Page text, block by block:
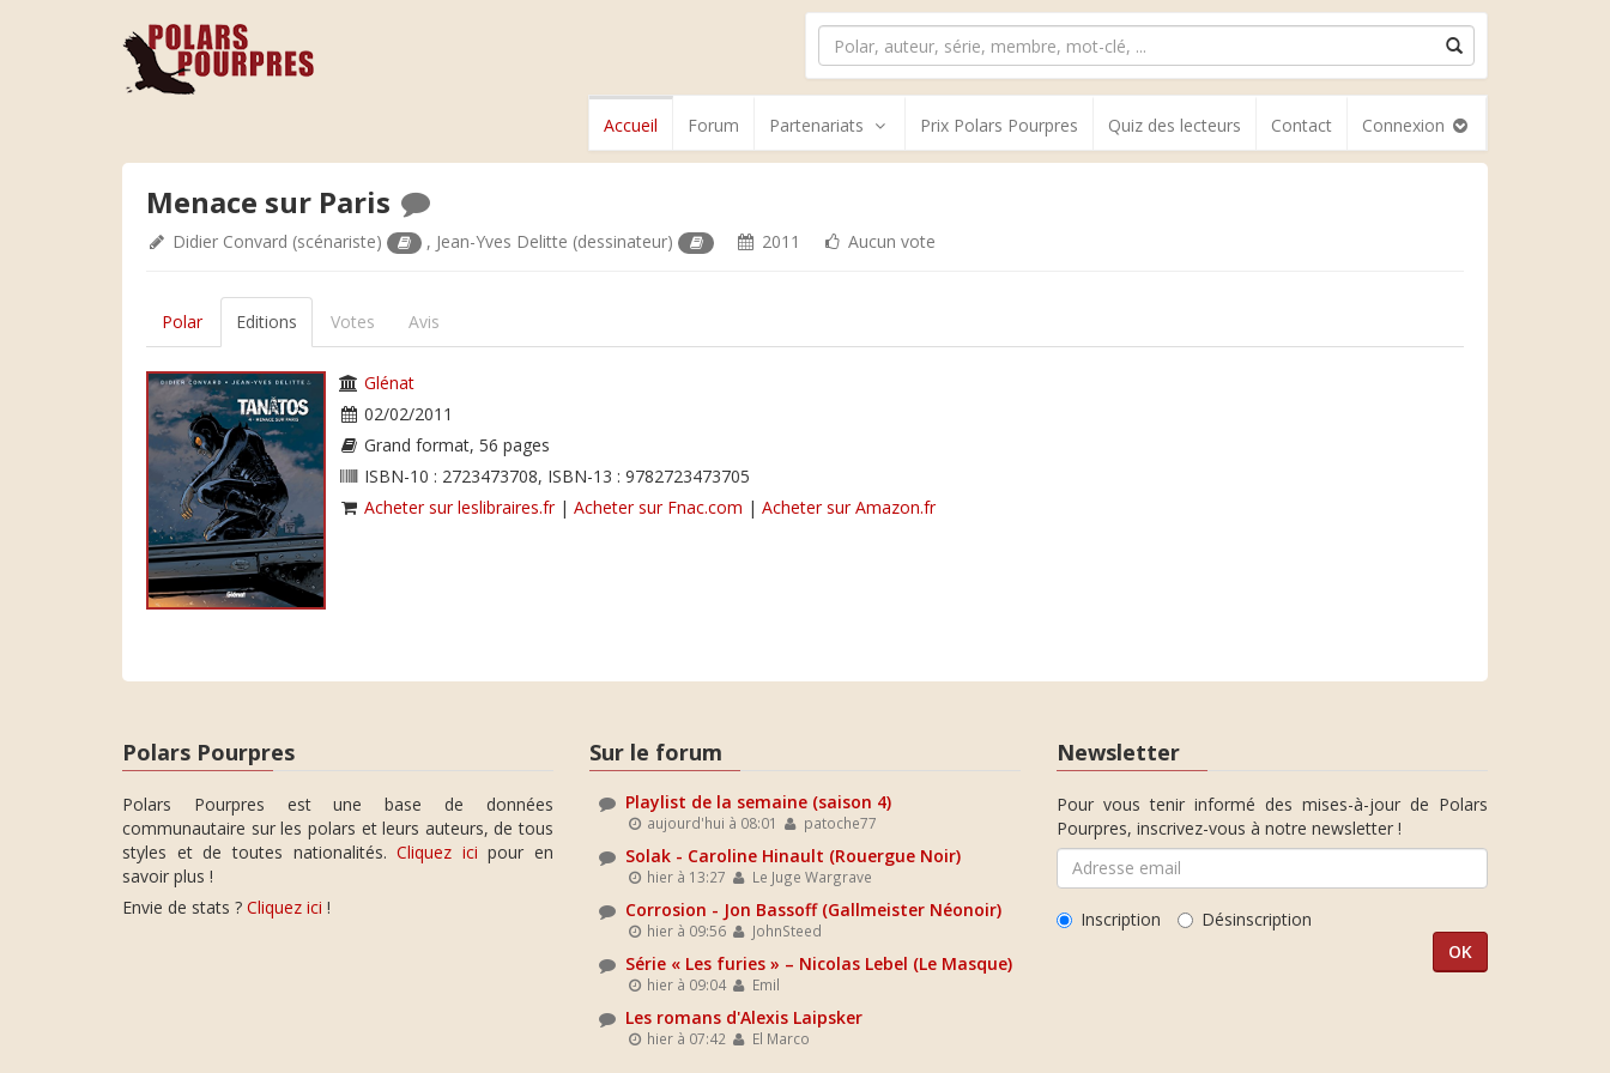
Accueil Forum Partenariats Prix Polars Pourpres Quiz des lecteurs Contact Connexion
Menace sur Paris
Didier Convard (scénariste) , Jean-Yves Delitte (dessinateur) 2011 Aucun vote
Polar Editions Votes Avis
Glénat
02/02/2011
Grand format, 56 pages
ISBN-10 : 2723473708, ISBN-13 : 9782723473705
Acheter sur leslibraires.fr| Acheter sur Fnac.com | Acheter sur Amazon.fr
Polars Pourpres
Polars Pourpres est une base de données
communautaire sur les polars et leurs auteurs, de tous
styles et de toutes nationalités.Cliquez ici pour en
savoir plus !
Envie de stats ? Cliquez ici !
Sur le forum
Playlist de la semaine (saison 4)
aujourd'hui à 08:01 patoche77
Solak - Caroline Hinault (Rouergue Noir)
hier à 13:27 Le Juge Wargrave
Corrosion - Jon Bassoff (Gallmeister Néonoir)
hier à 09:56 JohnSteed
Série « Les furies » – Nicolas Lebel (Le Masque)
hier à 09:04 Emil
Les romans d'Alexis Laipsker
hier à 07:42 El Marco
Newsletter
Pour vous tenir informé des mises-à-jour de Polars
Pourpres, inscrivez-vous à notre newsletter !
Inscription Désinscription